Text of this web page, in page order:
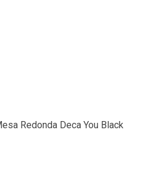
Redonda Deca You Black